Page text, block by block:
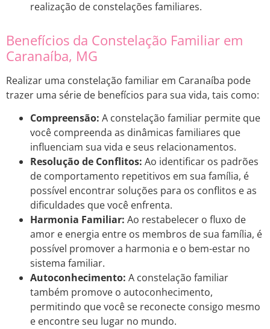
realização de constelações familiares.
Benefícios da Constelação Familiar em
Caranaíba, MG
Realizar uma constelação familiar em Caranaíba pode
trazer uma série de benefícios para sua vida, tais como:
Compreensão: A constelação familiar permite que
você compreenda as dinâmicas familiares que
influenciam sua vida e seus relacionamentos.
Resolução de Conflitos: Ao identificar os padrões
de comportamento repetitivos em sua família, é
possível encontrar soluções para os conflitos e as
dificuldades que você enfrenta.
Harmonia Familiar: Ao restabelecer o fluxo de
amor e energia entre os membros de sua família, é
possível promover a harmonia e o bem-estar no
sistema familiar.
Autoconhecimento: A constelação familiar
também promove o autoconhecimento,
permitindo que você se reconecte consigo mesmo
e encontre seu lugar no mundo.